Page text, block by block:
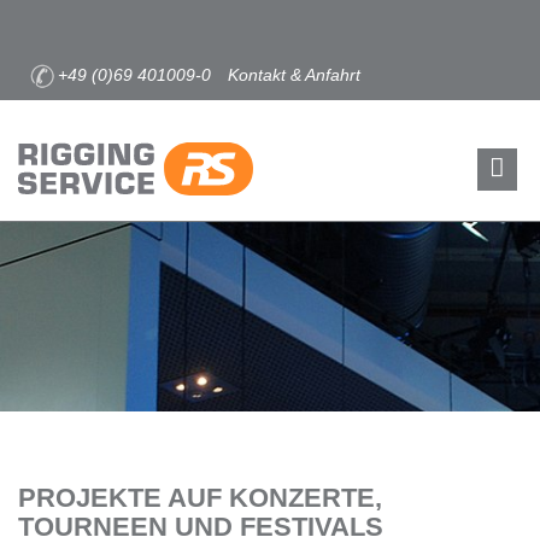
+49 (0)69 401009-0 Kontakt & Anfahrt
PROJEKTE AUF KONZERTE,
TOURNEEN UND FESTIVALS